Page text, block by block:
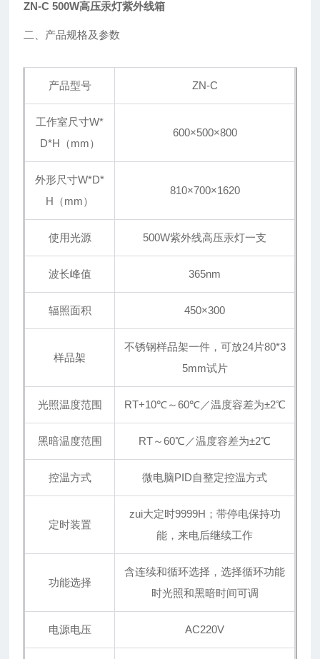
ZN-C 500W高压汞灯紫外线箱
二、产品规格及参数
产品型号 ZN-C
工作室尺寸W*
D*H（mm）
600×500×800
外形尺寸W*D*
H（mm）
810×700×1620
使用光源 500W紫外线高压汞灯一支
波长峰值 365nm
辐照面积 450×300
样品架
不锈钢样品架一件，可放24片80*3
5mm试片
光照温度范围 RT+10℃～60℃／温度容差为±2℃
黑暗温度范围 RT～60℃／温度容差为±2℃
控温方式 微电脑PID自整定控温方式
定时装置
zui大定时9999H；带停电保持功
能，来电后继续工作
功能选择
含连续和循环选择，选择循环功能
时光照和黑暗时间可调
电源电压 AC220V